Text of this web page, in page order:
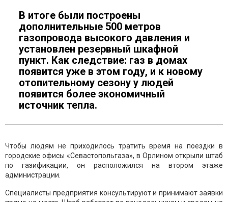
В итоге были построены
дополнительные 500 метров
газопровода высокого давления и
установлен резервный шкафной
пункт. Как следствие: газ в домах
появится уже в этом году, и к новому
отопительному сезону у людей
появится более экономичный
источник тепла.
Чтобы людям не приходилось тратить время на поездки в
городские офисы «Севастопольгаза», в Орлином открыли штаб
по газификации, он расположился на втором этаже
администрации.
Специалисты предприятия консультируют и принимают заявки